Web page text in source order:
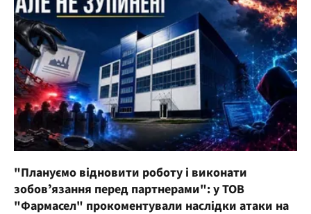
"Плануємо відновити роботу і виконати
зобовʼязання перед партнерами": у ТОВ
"Фармасел" прокоментували наслідки атаки на